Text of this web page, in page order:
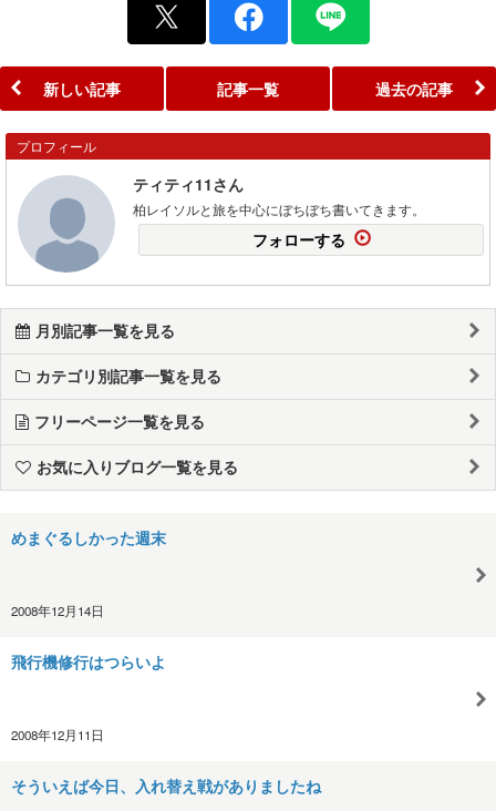
新しい記事 記事一覧 過去の記事
プロフィール
ティティ11さん
柏レイソルと旅を中心にぼちぼち書いてきます。
フォローする
月別記事一覧を見る
カテゴリ別記事一覧を見る
フリーページ一覧を見る
お気に入りブログ一覧を見る
めまぐるしかった週末
2008年12月14日
飛行機修行はつらいよ
2008年12月11日
そういえば今日、入れ替え戦がありましたね